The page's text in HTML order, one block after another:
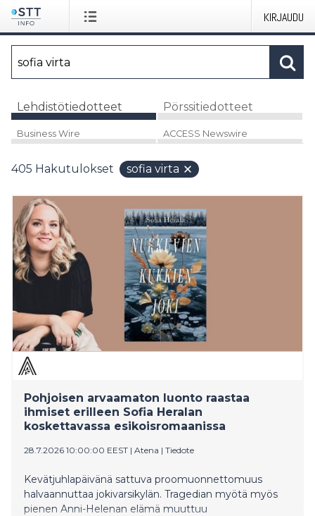
KIRJAUDU
Lehdistötiedotteet Pörssitiedotteet
Business Wire ACCESS Newswire
405 Hakutulokset sofia virta
Pohjoisen arvaamaton luonto raastaa
ihmiset erilleen Sofia Heralan
koskettavassa esikoisromaanissa
28.7.2026 10:00:00 EEST | Atena | Tiedote
Kevätjuhlapäivänä sattuva proomuonnettomuus
halvaannuttaa jokivarsikylän. Tragedian myötä myös
pienen Anni-Helenan elämä muuttuu